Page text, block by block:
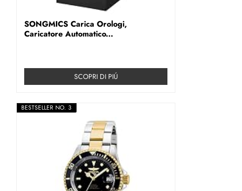
SONGMICS Carica Orologi,
Caricatore Automatico...
SCOPRI DI PIÚ
BESTSELLER NO. 3